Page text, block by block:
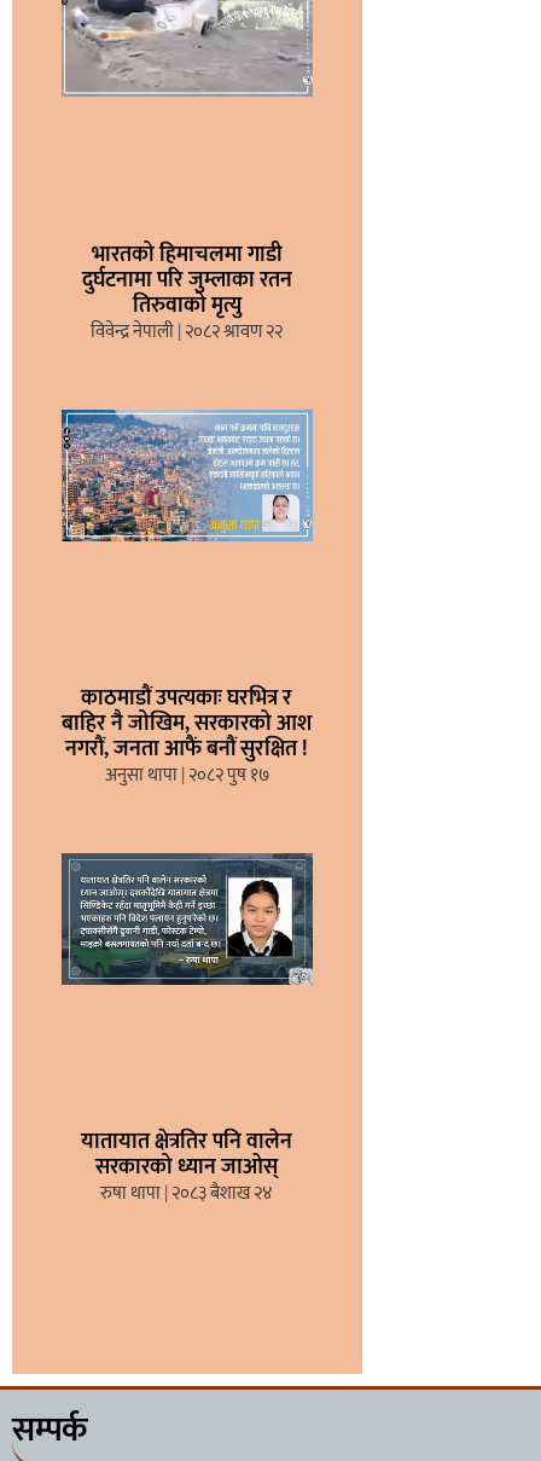
भारतको हिमाचलमा गाडी
दुर्घटनामा परि जुम्लाका रतन
तिरुवाको मृत्यु
विवेन्द्र नेपाली २०८२ श्रावण २२
काठमाडौं उपत्यकाः घरभित्र र
बाहिर नै जोखिम, सरकारको आश
नगरौं, जनता आफैं बनौं सुरक्षित !
अनुसा थापा २०८२ पुष १७
यातायात क्षेत्रतिर पनि वालेन
सरकारको ध्यान जाओस्
रुषा थापा २०८३ बैशाख २४
सम्पर्क